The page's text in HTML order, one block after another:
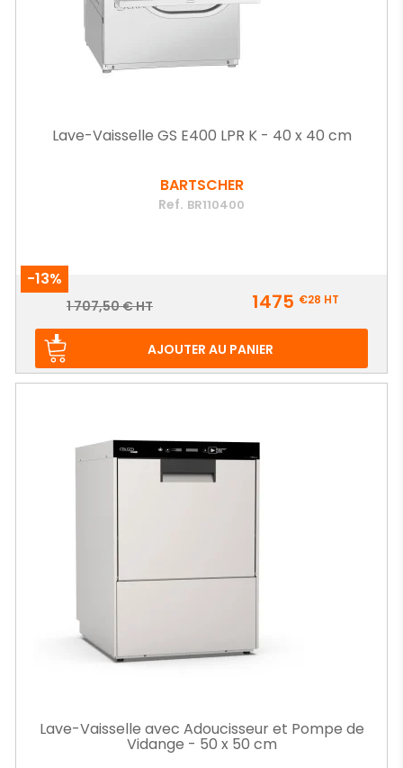
Lave-Vaisselle GS E400 LPR K - 40 x 40 cm
BARTSCHER
Ref. BR110400
-13%
Prix
Prix
1 707,50 € HT 1475 €28 HT
AJOUTER AU PANIER
Lave-Vaisselle avec Adoucisseur et Pompe de
Vidange - 50 x 50 cm